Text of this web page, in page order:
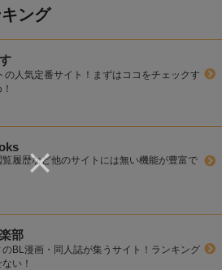
ング
の人気定番サイト！まずはココをチェックす
履歴など他のサイトには無い機能が豊富で
部
BL漫画・同人誌が集うサイト！ランキング
い！